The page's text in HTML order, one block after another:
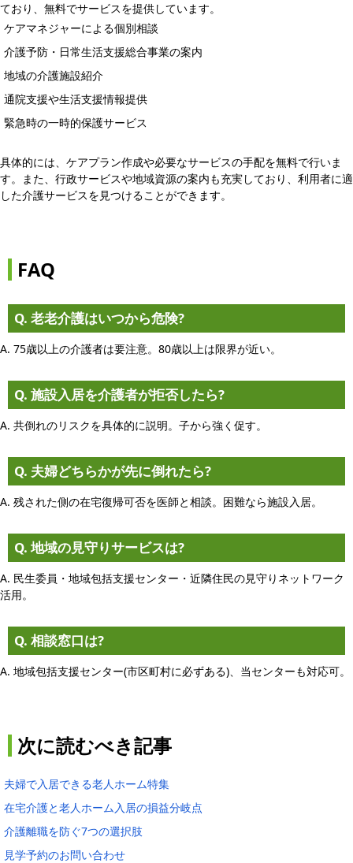
ており、無料でサービスを提供しています。
ケアマネジャーによる個別相談
介護予防・日常生活支援総合事業の案内
地域の介護施設紹介
通院支援や生活支援情報提供
緊急時の一時的保護サービス
具体的には、ケアプラン作成や必要なサービスの手配を無料で行いま
す。また、行政サービスや地域資源の案内も充実しており、利用者に適
した介護サービスを見つけることができます。
FAQ
Q. 老老介護はいつから危険?
A. 75歳以上の介護者は要注意。80歳以上は限界が近い。
Q. 施設入居を介護者が拒否したら?
A. 共倒れのリスクを具体的に説明。子から強く促す。
Q. 夫婦どちらかが先に倒れたら?
A. 残された側の在宅復帰可否を医師と相談。困難なら施設入居。
Q. 地域の見守りサービスは?
A. 民生委員・地域包括支援センター・近隣住民の見守りネットワーク
活用。
Q. 相談窓口は?
A. 地域包括支援センター(市区町村に必ずある)、当センターも対応可。
次に読むべき記事
夫婦で入居できる老人ホーム特集
在宅介護と老人ホーム入居の損益分岐点
介護離職を防ぐ7つの選択肢
見学予約のお問い合わせ